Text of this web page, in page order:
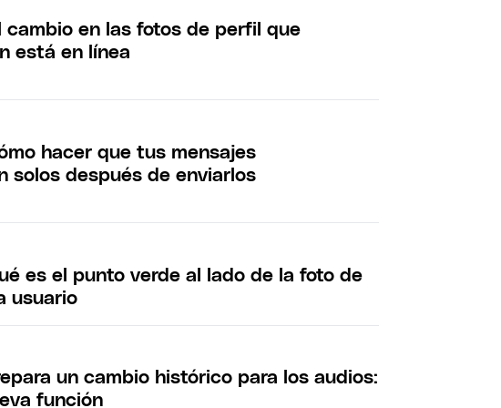
cambio en las fotos de perfil que
está en línea
hacer que tus mensajes
solos después de enviarlos
es el punto verde al lado de la foto de
usuario
un cambio histórico para los audios:
función